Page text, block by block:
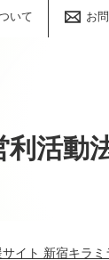
いて お
利活動
イト 新宿キラミ